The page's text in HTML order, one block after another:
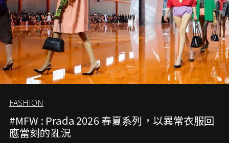
FASHION
#MFW : Prada 2026 春夏系列，以異常衣服回
應當刻的亂況